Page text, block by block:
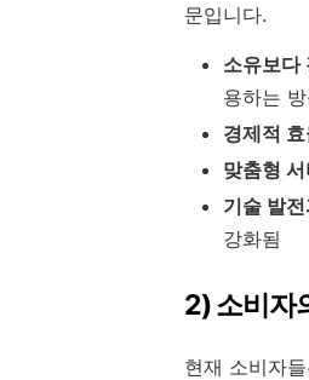
문입니다.
소유보다
용하는
경제적
맞춤형
기술 발
강화됨
2) 소비자
현재 소비자